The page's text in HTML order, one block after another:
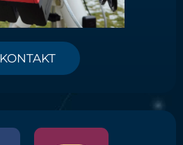
KONTAKT